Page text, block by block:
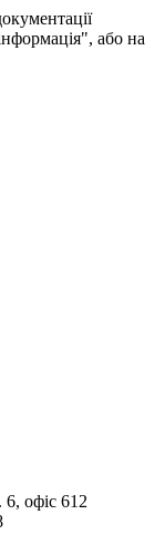
або на
офіс 612